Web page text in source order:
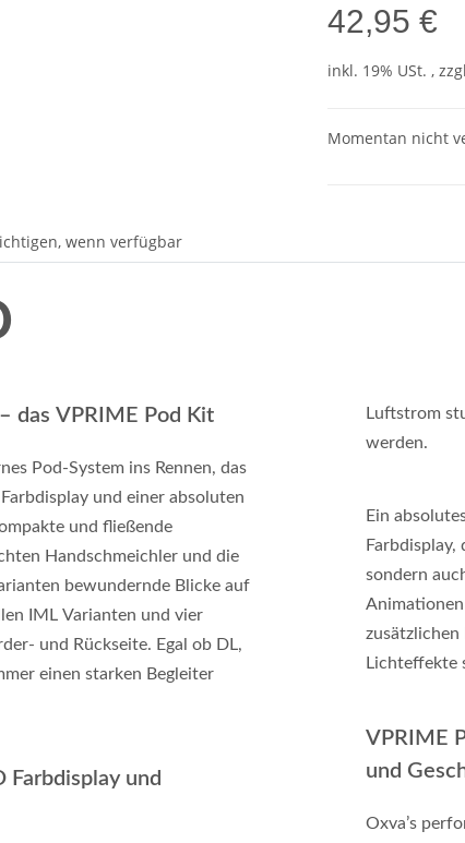
42,95 €
inkl. 19% USt. ,
Momentan nicht
wenn verfügbar
das VPRIME Pod Kit
Pod-System ins Rennen, das
und einer absoluten
und fließende
Handschmeichler und die
bewundernde Blicke auf
IML Varianten und vier
und Rückseite. Egal ob DL,
einen starken Begleiter
Farbdisplay und
Luftstrom
werden.
Ein
sondern
zusätzlichen
Lichteffekte
VPRIME
und
Oxva’s